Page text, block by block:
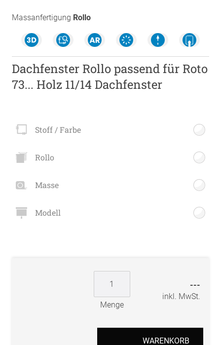
Massanfertigung Rollo
Dachfenster Rollo passend für Roto
73... Holz 11/14 Dachfenster
Stoff / Farbe
Rollo
Masse
Modell
Menge
---
inkl. MwSt.
WARENKORB